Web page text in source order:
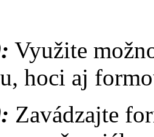
Využite
hoci aj
Zavádzajte